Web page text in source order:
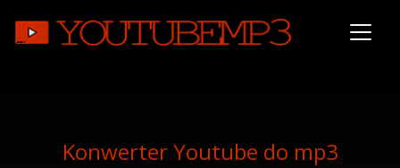
Konwerter Youtube do mp3